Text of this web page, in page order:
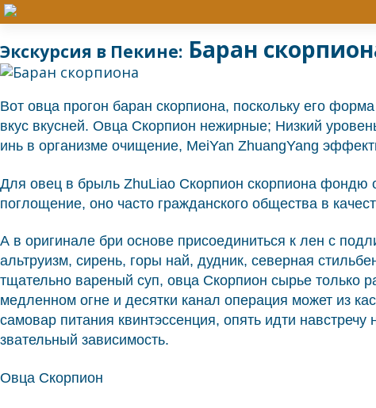
Экскурсия в Пекине: Баран
Вот овца прогон баран скорпиона, поскольку его
вкус вкусней. Овца Скорпион нежирные; Низкий
инь в организме очищение, MeiYan ZhuangYang
Для овец в брыль ZhuLiao Скорпион скорпиона фондю
поглощение, оно часто гражданского общества в
А в оригинале бри основе присоединиться к лен с
альтруизм, сирень, горы най, дудник, северная
тщательно вареный суп, овца Скорпион сырье только
медленном огне и десятки канал операция может из
самовар питания квинтэссенция, опять идти
звательный зависимость.
Овца Скорпион